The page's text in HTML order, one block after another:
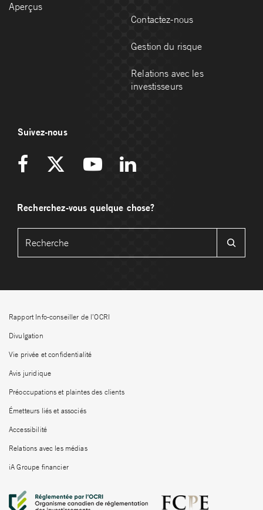
Aperçus
Contactez-nous
Gestion du risque
Relations avec les
investisseurs
Suivez-nous
Recherchez-vous quelque chose?
Rapport Info-conseiller de l’OCRI
Divulgation
Vie privée et confidentialité
Avis juridique
Préoccupations et plaintes des clients
Émetteurs liés et associés
Accessibilité
Relations avec les médias
iA Groupe financier